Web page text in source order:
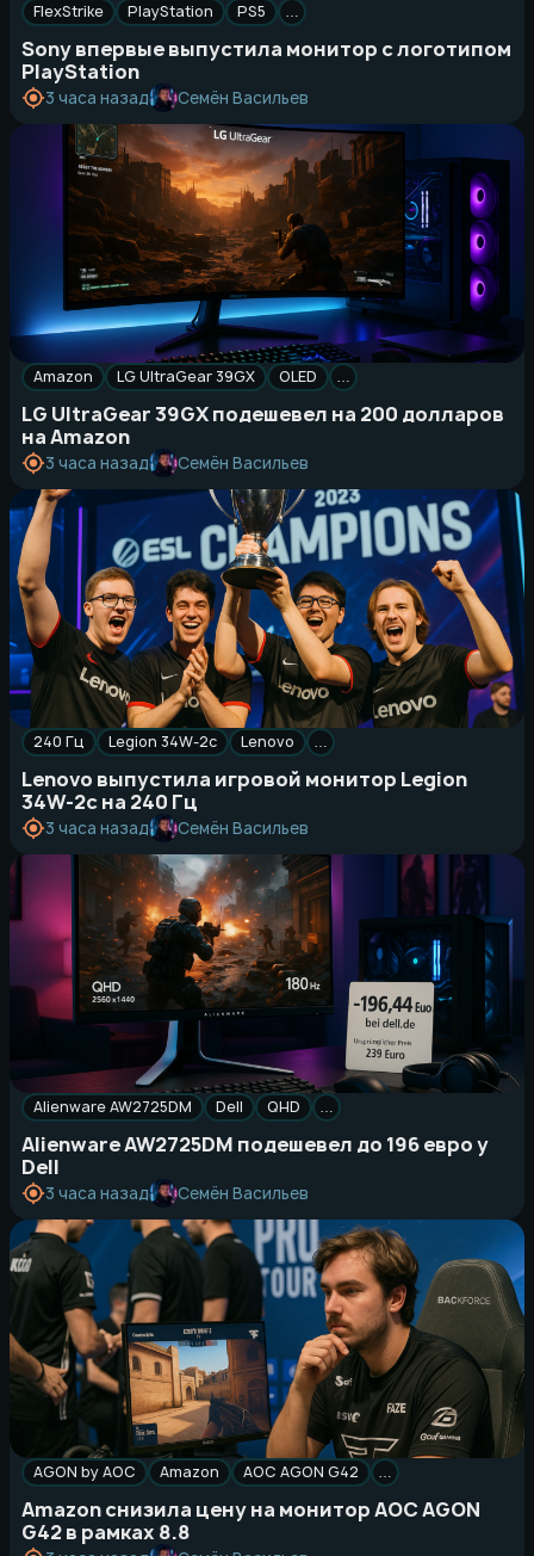
FlexStrike PlayStation PS5 …
Sony впервые выпустила монитор с логотипом
PlayStation
3 часа назад Семён Васильев
Amazon LG UltraGear 39GX OLED …
LG UltraGear 39GX подешевел на 200 долларов
на Amazon
3 часа назад Семён Васильев
240 Гц Legion 34W-2c Lenovo …
Lenovo выпустила игровой монитор Legion
34W-2c на 240 Гц
3 часа назад Семён Васильев
Alienware AW2725DM Dell QHD …
Alienware AW2725DM подешевел до 196 евро у
Dell
3 часа назад Семён Васильев
AGON by AOC Amazon AOC AGON G42 …
Amazon снизила цену на монитор AOC AGON
G42 в рамках 8.8